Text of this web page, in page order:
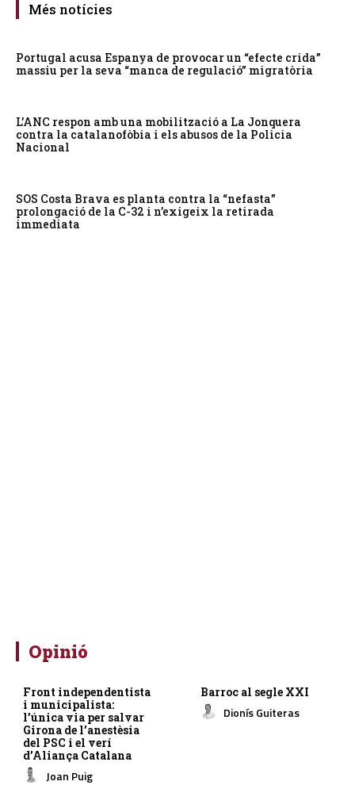
Més notícies
Portugal acusa Espanya de provocar un “efecte crida”
massiu per la seva “manca de regulació” migratòria
L’ANC respon amb una mobilització a La Jonquera
contra la catalanofòbia i els abusos de la Policia
Nacional
SOS Costa Brava es planta contra la “nefasta”
prolongació de la C-32 i n’exigeix la retirada
immediata
Opinió
Front independentista
i municipalista:
l’única via per salvar
Girona de l’anestèsia
del PSC i el verí
d’Aliança Catalana
Joan Puig
Barroc al segle XXI
Dionís Guiteras